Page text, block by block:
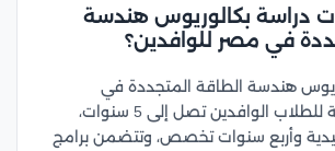
دراسة بكالوريوس هندسة
في مصر للوافدين؟
هندسة الطاقة المتجددة في
الجامعات المصرية للطلاب الوافدين تصل إلى 5 سنوات،
وأربع سنوات تخصص، وتتضمن برامج